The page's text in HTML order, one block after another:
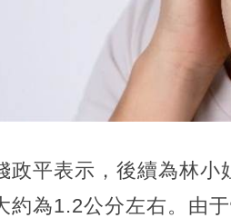
政平表示，後續為林小
約為1.2公分左右。由